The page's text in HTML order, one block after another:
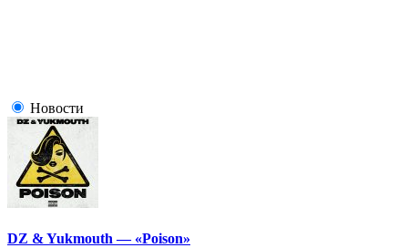
Новости
DZ & Yukmouth — «Poison»